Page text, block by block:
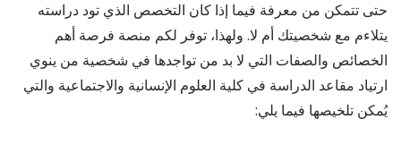
حتى تتمكن من معرفة فيما إذا كان التخصص الذي تود دراسته
يتلاءم مع شخصيتك أم لا. ولهذا، توفر لكم منصة فرصة أهم
الخصائص والصفات التي لا بد من تواجدها في شخصية من ينوي
ارتياد مقاعد الدراسة في كلية العلوم الإنسانية والاجتماعية والتي
يُمكن تلخيصها فيما يلي: